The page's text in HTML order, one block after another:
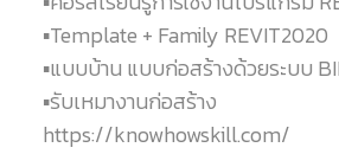
▪️Template + Family REVIT2020
▪️แบบบ้าน แบบก่อสร้างด้วยระบบ
▪️รับเหมางานก่อสร้าง
https://knowhowskill.com/